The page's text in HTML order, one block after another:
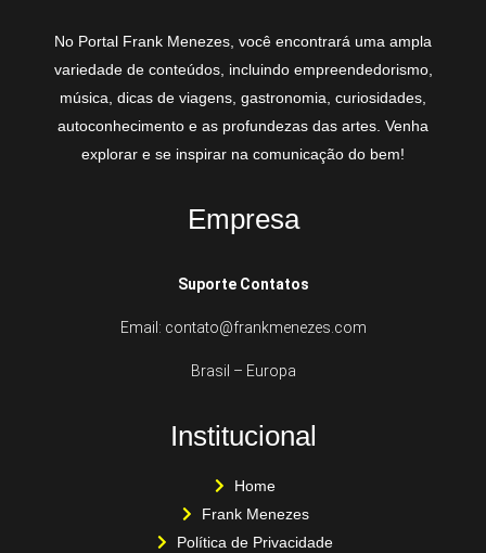
No Portal Frank Menezes, você encontrará uma ampla
variedade de conteúdos, incluindo empreendedorismo,
música, dicas de viagens, gastronomia, curiosidades,
autoconhecimento e as profundezas das artes. Venha
explorar e se inspirar na comunicação do bem!
Empresa
Suporte Contatos
Email: contato@frankmenezes.com
Brasil – Europa
Institucional
Home
Frank Menezes
Política de Privacidade